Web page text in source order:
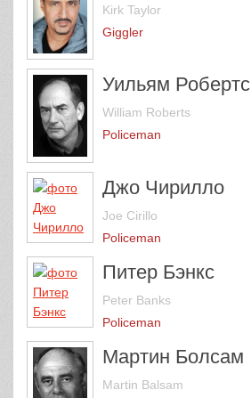
Kirk Taylor
Giggler
Уильям Робертс
William Roberts
Policeman
Джо Чирилло
Joe Cirillo
Policeman
Питер Бэнкс
Peter Banks
Policeman
Мартин Болсам
Martin Balsam